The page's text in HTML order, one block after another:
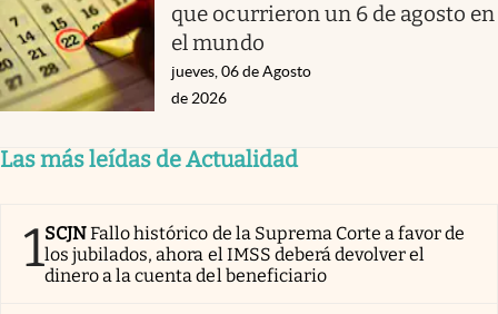
que ocurrieron un 6 de agosto en
el mundo
jueves, 06 de Agosto
de 2026
Las más leídas de Actualidad
1SCJNFallo histórico de la Suprema Corte a favor de
los jubilados, ahora el IMSS deberá devolver el
dinero a la cuenta del beneficiario